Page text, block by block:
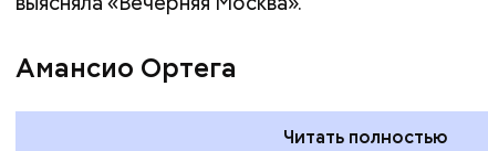
с зеркалом: какие праздники
отмечают в России и мире 3
августа
отмечают в
августа
Амансио Ортега
Читать полностью